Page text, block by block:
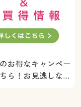
お得なキャンペー
ら！お見逃しな